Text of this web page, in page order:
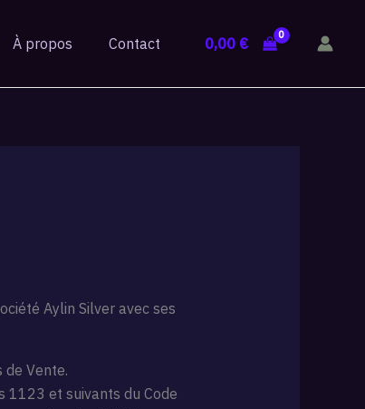
À propos Contact 0,00 €
Aylin Silver avec ses
Vente.
1123 et suivants du Code